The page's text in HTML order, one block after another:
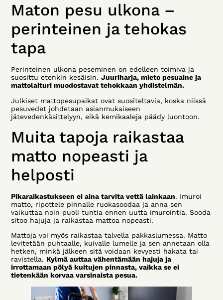
Maton pesu ulkona –
perinteinen ja tehokas
tapa
Perinteinen ulkona peseminen on edelleen toimiva ja
suosittu etenkin kesäisin.Juuriharja, mieto pesuaine ja
mattolaituri muodostavat tehokkaan yhdistelmän.
Julkiset mattopesupaikat ovat suositeltavia, koska niissä
pesuvedet johdetaan asianmukaiseen
jätevedenkäsittelyyn, eikä kemikaaleja päädy luontoon.
Muita tapoja raikastaa
matto nopeasti ja
helposti
Pikaraikastukseen ei aina tarvita vettä lainkaan. Imuroi
matto, ripottele pinnalle ruokasoodaa ja anna sen
vaikuttaa noin puoli tuntia ennen uutta imurointia. Sooda
sitoo hajuja ja raikastaa mattoa nopeasti.
Mattoja voi myös raikastaa talvella pakkaslumessa. Matto
levitetään puhtaalle, kuivalle lumelle ja sen annetaan olla
hetken, minkä jälkeen sitä voidaan kevyesti hakata tai
ravistella. Kylmä auttaa vähentämään hajuja ja
irrottamaan pölyä kuitujen pinnasta, vaikka se ei
tietenkään korvaa varsinaista pesua.